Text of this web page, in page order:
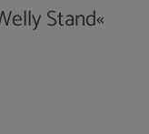
Stand«